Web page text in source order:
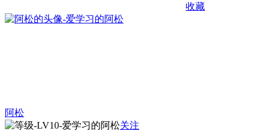
收藏
阿松
关注